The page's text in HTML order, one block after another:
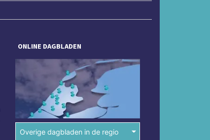
ONLINE DAGBLADEN
Overige dagbladen in de regio